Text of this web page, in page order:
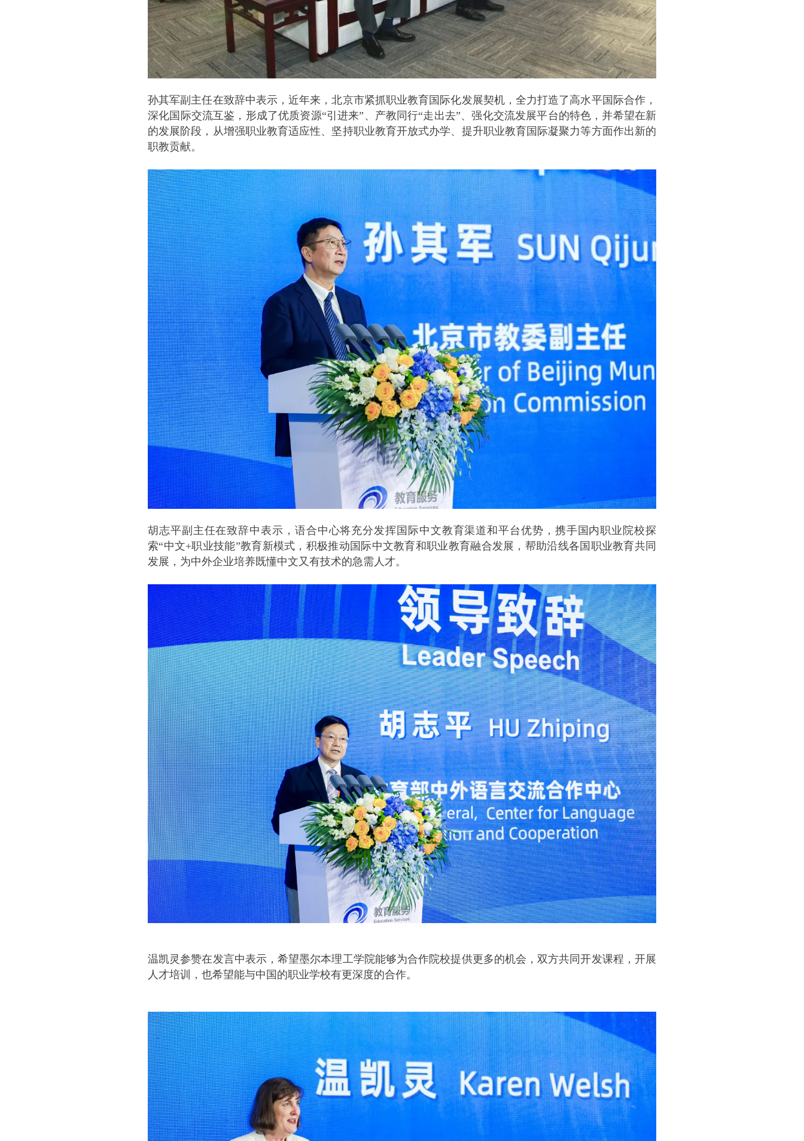
孙其军副主任在致辞中表示，近年来，北京市紧抓职业教育国际化发展契机，全力打造了高水平国际合作，
深化国际交流互鉴，形成了优质资源“引进来”、产教同行“走出去”、强化交流发展平台的特色，并希望在新
的发展阶段，从增强职业教育适应性、坚持职业教育开放式办学、提升职业教育国际凝聚力等方面作出新的
职教贡献。
胡志平副主任在致辞中表示，语合中心将充分发挥国际中文教育渠道和平台优势，携手国内职业院校探
索“中文+职业技能”教育新模式，积极推动国际中文教育和职业教育融合发展，帮助沿线各国职业教育共同
发展，为中外企业培养既懂中文又有技术的急需人才。
温凯灵参赞在发言中表示，希望墨尔本理工学院能够为合作院校提供更多的机会，双方共同开发课程，开展
人才培训，也希望能与中国的职业学校有更深度的合作。